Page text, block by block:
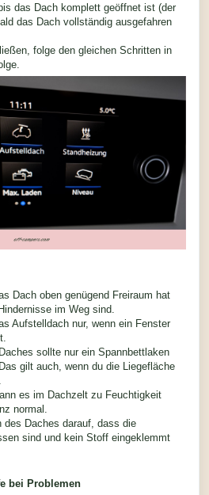
das Dach komplett geöffnet ist (der
das Dach vollständig ausgefahren
folge den gleichen Schritten in
Dach oben genügend Freiraum hat
im Weg sind.
Aufstelldach nur, wenn ein Fenster
sollte nur ein Spannbettlaken
gilt auch, wenn du die Liegefläche
es im Dachzelt zu Feuchtigkeit
normal.
des Daches darauf, dass die
sind und kein Stoff eingeklemmt
bei Problemen